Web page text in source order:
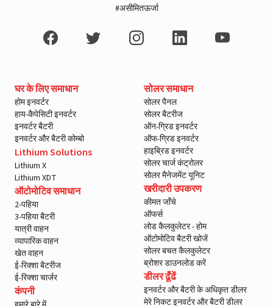
#असीमितऊर्जा
घर के लिए समाधान
होम इनवर्टर
हाय-कैपेसिटी इनवर्टर
इनवर्टर बैटरी
इनवर्टर और बैटरी कोम्बो
Lithium Solutions
Lithium X
Lithium XDT
ऑटोमोटिव समाधान
2-पहिया
3-पहिया बैटरी
यात्री वाहन
व्यापारिक वाहन
खेत वाहन
ई-रिक्शा बैटरीज
ई-रिक्शा चार्जर
कंपनी
सोलर समाधान
सोलर पैनल
सोलर बैटरीज
ऑन-ग्रिड इनवर्टर
ऑफ-ग्रिड इनवर्टर
हाइब्रिड इनवर्टर
सोलर चार्ज कंट्रोलर
सोलर मैनेजमेंट यूनिट
खरीदारी उपकरण
कीमत जाँचे
ऑफर्स
लोड कैलकुलेटर - होम
ऑटोमोटिव बैटरी खोजें
सोलर बचत कैलकुलेटर
ब्रोशर डाउनलोड करें
डीलर ढूँढें
इनवर्टर और बैटरी के अधिकृत डीलर
मेरे निकट इनवर्टर और बैटरी डीलर